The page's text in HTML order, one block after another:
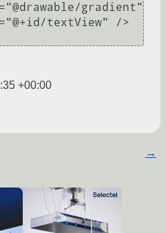
gradient"
+00:00
→